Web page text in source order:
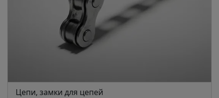
Цепи, замки для цепей